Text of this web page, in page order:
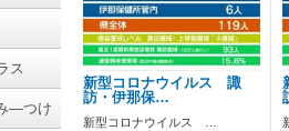
ス
―つけ
新型コロナウイルス 諏
訪・伊那保…
新型コロナウイルス …